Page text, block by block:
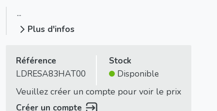
...
Plus d'infos
Référence
LDRESA83HAT00
Stock
Disponible
Veuillez créer un compte pour voir le prix
Créer un compte